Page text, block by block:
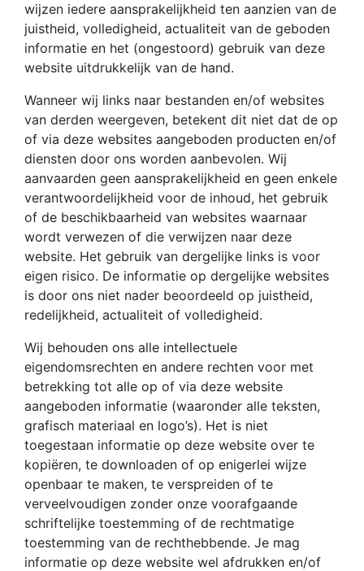
wijzen iedere aansprakelijkheid ten aanzien van de
juistheid, volledigheid, actualiteit van de geboden
informatie en het (ongestoord) gebruik van deze
website uitdrukkelijk van de hand.
Wanneer wij links naar bestanden en/of websites
van derden weergeven, betekent dit niet dat de op
of via deze websites aangeboden producten en/of
diensten door ons worden aanbevolen. Wij
aanvaarden geen aansprakelijkheid en geen enkele
verantwoordelijkheid voor de inhoud, het gebruik
of de beschikbaarheid van websites waarnaar
wordt verwezen of die verwijzen naar deze
website. Het gebruik van dergelijke links is voor
eigen risico. De informatie op dergelijke websites
is door ons niet nader beoordeeld op juistheid,
redelijkheid, actualiteit of volledigheid.
Wij behouden ons alle intellectuele
eigendomsrechten en andere rechten voor met
betrekking tot alle op of via deze website
aangeboden informatie (waaronder alle teksten,
grafisch materiaal en logo’s). Het is niet
toegestaan informatie op deze website over te
kopiëren, te downloaden of op enigerlei wijze
openbaar te maken, te verspreiden of te
verveelvoudigen zonder onze voorafgaande
schriftelijke toestemming of de rechtmatige
toestemming van de rechthebbende. Je mag
informatie op deze website wel afdrukken en/of